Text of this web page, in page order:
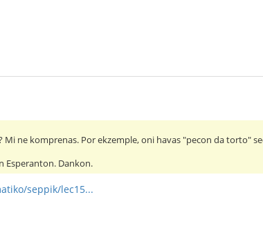
Mi ne komprenas. Por ekzemple, oni havas "pecon da torto"
Esperanton. Dankon.
seppik/lec15...